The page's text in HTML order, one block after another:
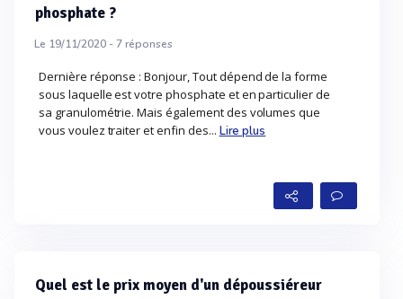
phosphate ?
Le 19/11/2020 -7réponses
Dernière réponse : Bonjour, Tout dépend de la forme
sous laquelle est votre phosphate et en particulier de
sa granulométrie. Mais également des volumes que
vous voulez traiter et enfin des... Lire plus
Quel est le prix moyen d'un dépoussiéreur